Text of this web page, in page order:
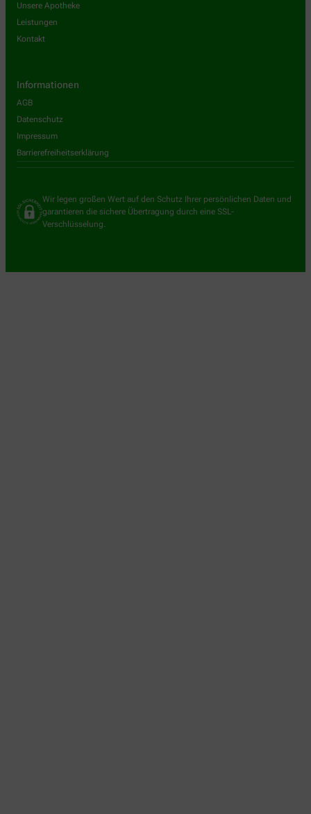
Unsere Apotheke
Leistungen
Kontakt
Informationen
AGB
Datenschutz
Impressum
Barrierefreiheitserklärung
Wir legen großen Wert auf den Schutz Ihrer persönlichen Daten und
garantieren die sichere Übertragung durch eine SSL-
Verschlüsselung.